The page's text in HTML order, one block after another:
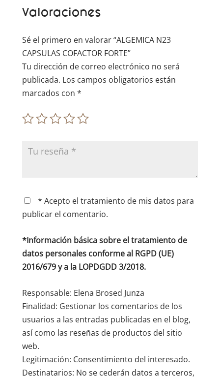
e
Valoraciones
Sé el primero en valorar “ALGEMICA N23
CAPSULAS COFACTOR FORTE”
Tu dirección de correo electrónico no será
publicada. Los campos obligatorios están
marcados con *
* Acepto el tratamiento de mis datos para
publicar el comentario.
*Información básica sobre el tratamiento de
datos personales conforme al RGPD (UE)
2016/679 y a la LOPDGDD 3/2018.
Responsable: Elena Brosed Junza
Finalidad: Gestionar los comentarios de los
usuarios a las entradas publicadas en el blog,
así como las reseñas de productos del sitio
web.
Legitimación: Consentimiento del interesado.
Destinatarios: No se cederán datos a terceros,